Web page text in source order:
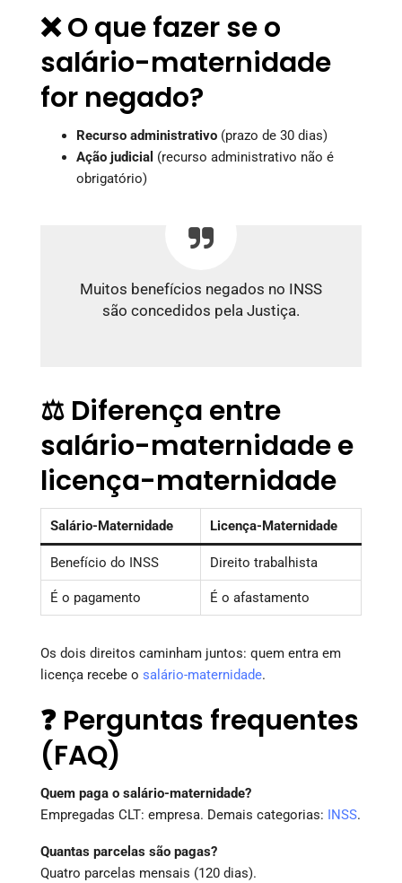
❌ O que fazer se o
salário-maternidade
for negado?
Recurso administrativo (prazo de 30 dias)
Ação judicial (recurso administrativo não é
obrigatório)
Muitos benefícios negados no INSS
são concedidos pela Justiça.
⚖️ Diferença entre
salário-maternidade e
licença-maternidade
Salário-Maternidade Licença-Maternidade
Benefício do INSS Direito trabalhista
É o pagamento É o afastamento
Os dois direitos caminham juntos: quem entra em
licença recebe o salário-maternidade.
❓ Perguntas frequentes
(FAQ)
Quem paga o salário-maternidade?
Empregadas CLT: empresa. Demais categorias: INSS.
Quantas parcelas são pagas?
Quatro parcelas mensais (120 dias).